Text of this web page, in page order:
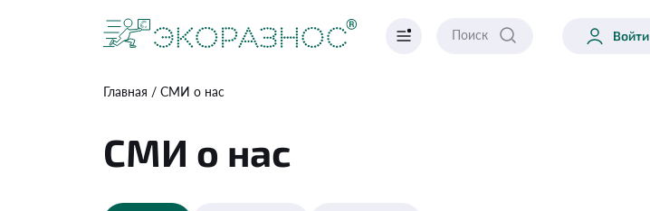
Войти
Главная СМИ о нас
СМИ о нас